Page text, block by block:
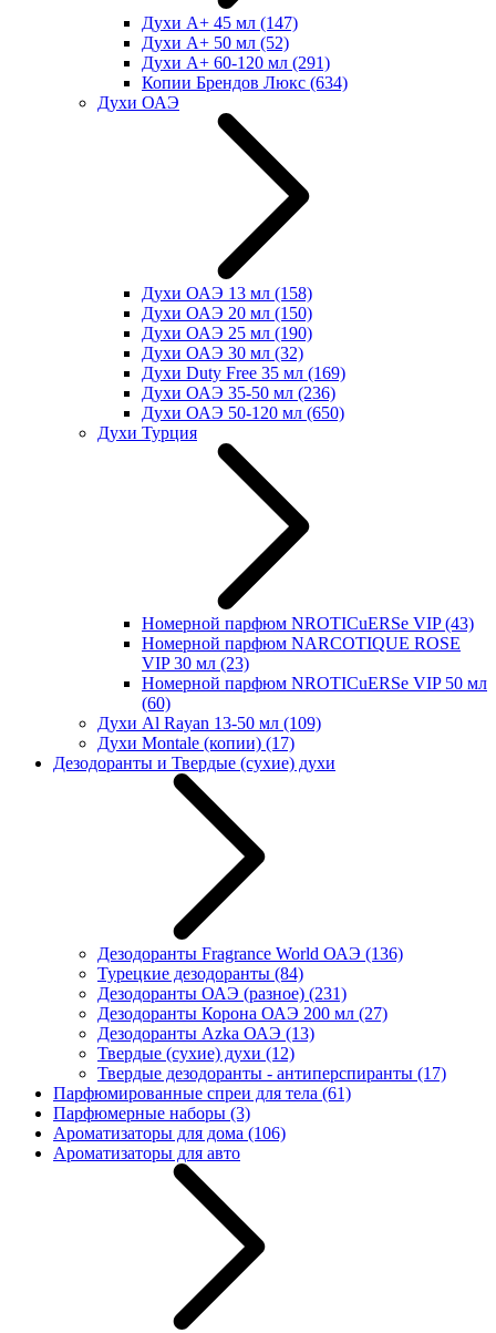
Духи А+ 45 мл (147)
Духи А+ 50 мл (52)
Духи А+ 60-120 мл (291)
Копии Брендов Люкс (634)
Духи ОАЭ
Духи ОАЭ 13 мл (158)
Духи ОАЭ 20 мл (150)
Духи ОАЭ 25 мл (190)
Духи ОАЭ 30 мл (32)
Духи Duty Free 35 мл (169)
Духи ОАЭ 35-50 мл (236)
Духи ОАЭ 50-120 мл (650)
Духи Турция
Номерной парфюм NROTICuERSe VIP(43)
Номерной парфюм NARCOTIQUE ROSE
VIP 30 мл (23)
Номерной парфюм NROTICuERSe VIP 50 мл
(60)
Духи Al Rayan 13-50 мл (109)
Духи Montale (копии) (17)
Дезодоранты и Твердые (сухие) духи
Дезодоранты Fragrance World ОАЭ (136)
Турецкие дезодоранты (84)
Дезодоранты ОАЭ (разное) (231)
Дезодоранты Корона ОАЭ 200 мл (27)
Дезодоранты Azka ОАЭ (13)
Твердые (сухие) духи (12)
Твердые дезодоранты - антиперспиранты (17)
Парфюмированные спреи для тела (61)
Парфюмерные наборы (3)
Ароматизаторы для дома (106)
Ароматизаторы для авто